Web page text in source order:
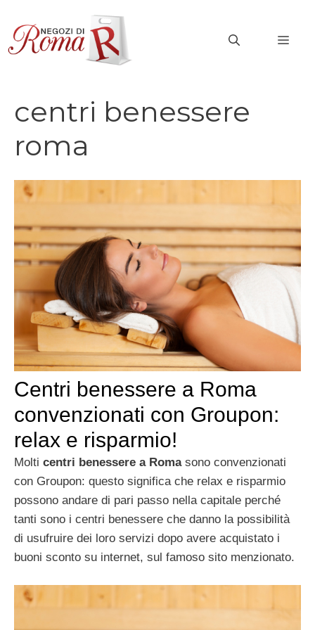
contenuto
centri benessere
roma
Centri benessere a Roma
convenzionati con Groupon:
relax e risparmio!
Molti centri benessere a Romasono convenzionati
con Groupon: questo significa che relax e risparmio
possono andare di pari passo nella capitale perché
tanti sono i centri benessere che danno la possibilità
di usufruire dei loro servizi dopo avere acquistato i
buoni sconto su internet, sul famoso sito menzionato.